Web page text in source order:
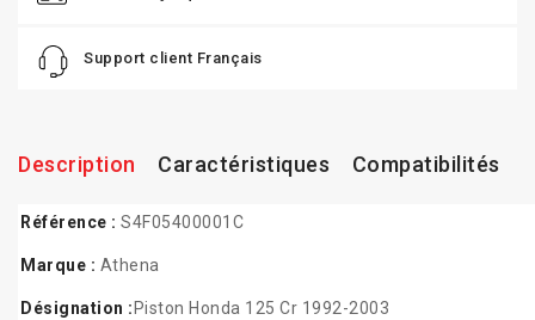
Support client Français
Description Caractéristiques Compatibilités
Référence : S4F05400001C
Marque : Athena
Désignation : Piston Honda 125 Cr 1992-2003